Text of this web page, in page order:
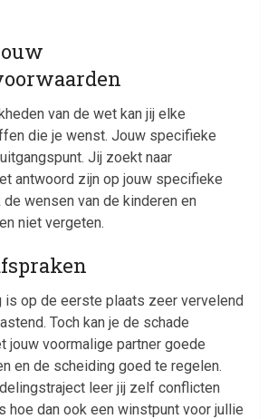
van de wet kan jij elke
die je wenst. Jouw specifieke
Jij zoekt naar
antwoord zijn op jouw specifieke
wensen van de kinderen en
niet vergeten.
is op de eerste plaats zeer vervelend
Toch kan je de schade
jouw voormalige partner goede
en de scheiding goed te regelen.
leer jij zelf conflicten
hoe dan ook een winstpunt voor jullie